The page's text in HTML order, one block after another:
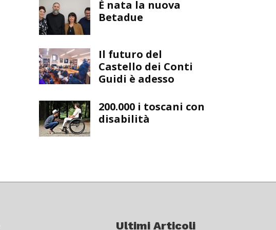
È nata la nuova
Betadue
Il futuro del
Castello dei Conti
Guidi è adesso
200.000 i toscani con
disabilità
Ultimi Articoli